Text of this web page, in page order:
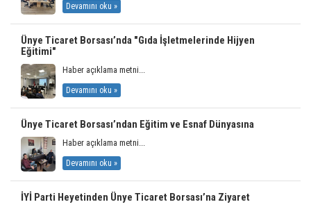
Devamını oku »
Ünye Ticaret Borsası’nda "Gıda İşletmelerinde Hijyen
Eğitimi"
Haber açıklama metni...
Devamını oku »
Ünye Ticaret Borsası’ndan Eğitim ve Esnaf Dünyasına
Haber açıklama metni...
Devamını oku »
İYİ Parti Heyetinden Ünye Ticaret Borsası’na Ziyaret